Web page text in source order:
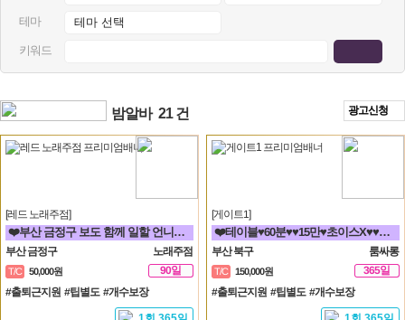
테마
키워드
밤알바 21 건 광고신청
[레드 노래주점]
❤️부산 금정구 보도 함께 일할 언니들 모집 노래방알바❤️
부산 금정구 노래주점
T/C 50,000원
90일
#출퇴근지원 #팁별도 #개수보장
[게이트1]
❤️테이블♥60분♥♥15만♥초이스X♥♥해운대서면연산동동래하단온천장룸빠룸싸롱❤️
부산 북구 룸싸롱
T/C 150,000원
365일
#출퇴근지원 #팁별도 #개수보장